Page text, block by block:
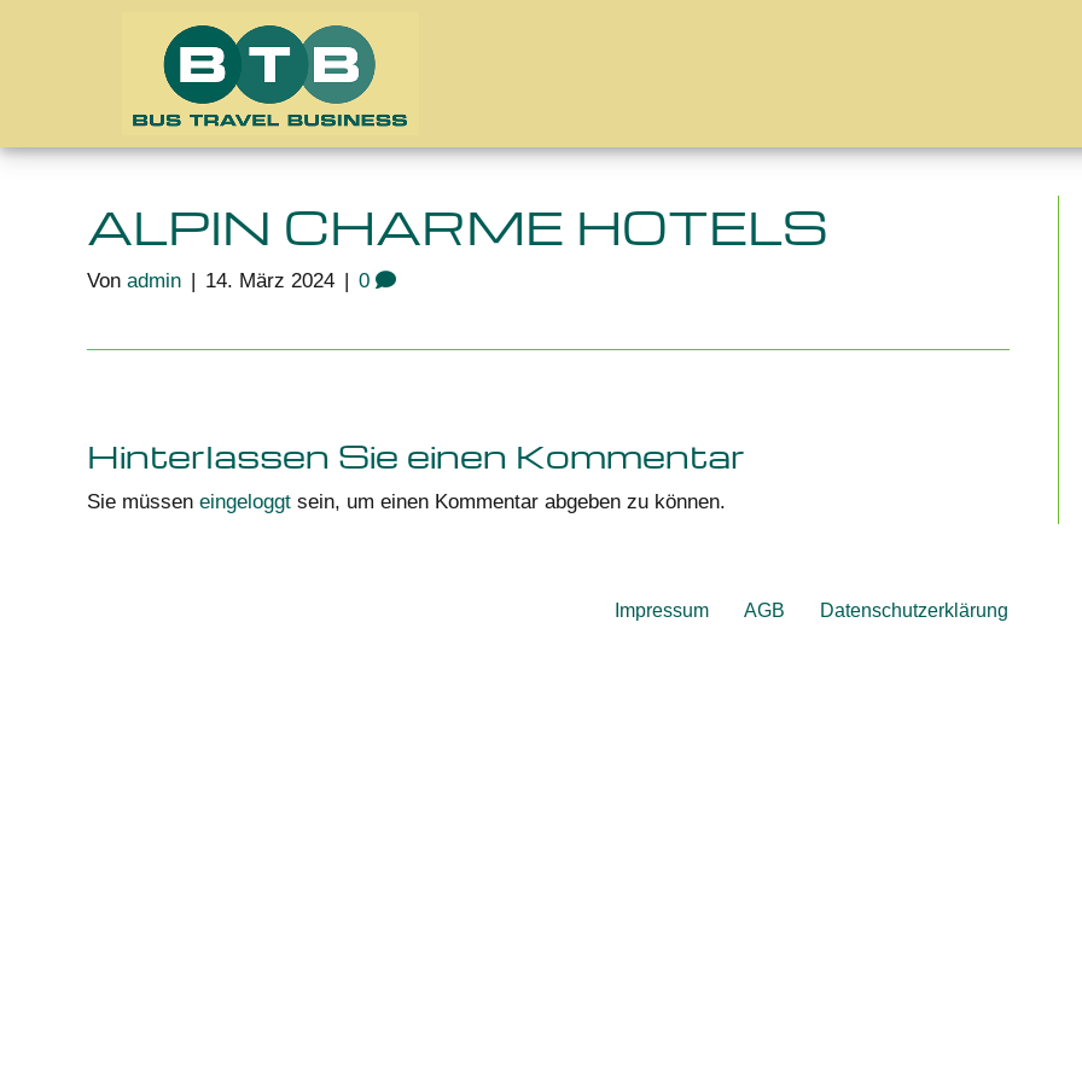
ALPIN CHARME HOTELS
Von admin | 14. März 2024 | 0
Hinterlassen Sie einen Kommentar
Sie müssen eingeloggt sein, um einen Kommentar abgeben zu können.
Impressum AGB Datenschutzerklärung